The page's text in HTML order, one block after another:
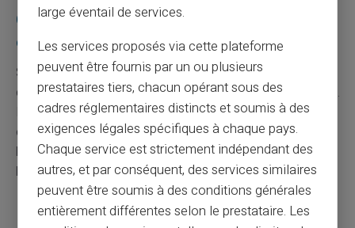
Que faire si ma demande de remboursement
est refusée ?
Si votre demande est initialement refusée, demandez
des raisons précises auprès de votre conseiller bancaire.
Étudiez si tous les éléments ont été fournis
correctement. Ensuite, envisagez une médiation
bancaire, utile pour résoudre les différends sans
brusquerie excessive.
large éventail de services.
Les services proposés via cette plateforme
peuvent être fournis par un ou plusieurs
prestataires tiers, chacun opérant sous des
cadres réglementaires distincts et soumis à des
exigences légales spécifiques à chaque pays.
Chaque service est strictement indépendant des
autres, et par conséquent, des services similaires
peuvent être soumis à des conditions générales
entièrement différentes selon le prestataire. Les